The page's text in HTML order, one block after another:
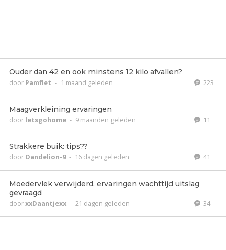
Ouder dan 42 en ook minstens 12 kilo afvallen?
door Pamflet - 1 maand geleden 223
Maagverkleining ervaringen
door letsgohome - 9 maanden geleden 11
Strakkere buik: tips??
door Dandelion-9 - 16 dagen geleden 41
Moedervlek verwijderd, ervaringen wachttijd uitslag
gevraagd
doorxxDaantjexx - 21 dagen geleden 34